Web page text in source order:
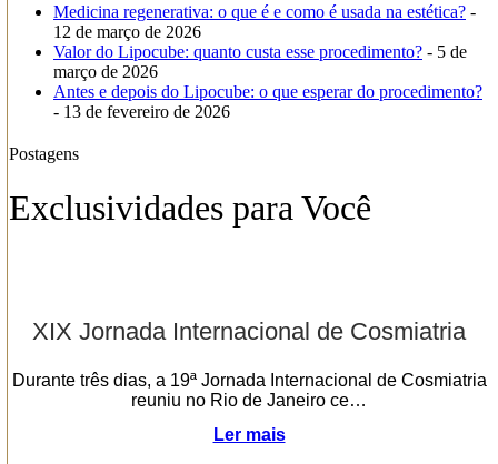
Medicina regenerativa: o que é e como é usada na estética? -
12 de março de 2026
Valor do Lipocube: quanto custa esse procedimento? - 5 de
março de 2026
Antes e depois do Lipocube: o que esperar do procedimento?
- 13 de fevereiro de 2026
Postagens
Exclusividades para Você
XIX Jornada Internacional de Cosmiatria
Durante três dias, a 19ª Jornada Internacional de Cosmiatria
reuniu no Rio de Janeiro ce…
Ler mais